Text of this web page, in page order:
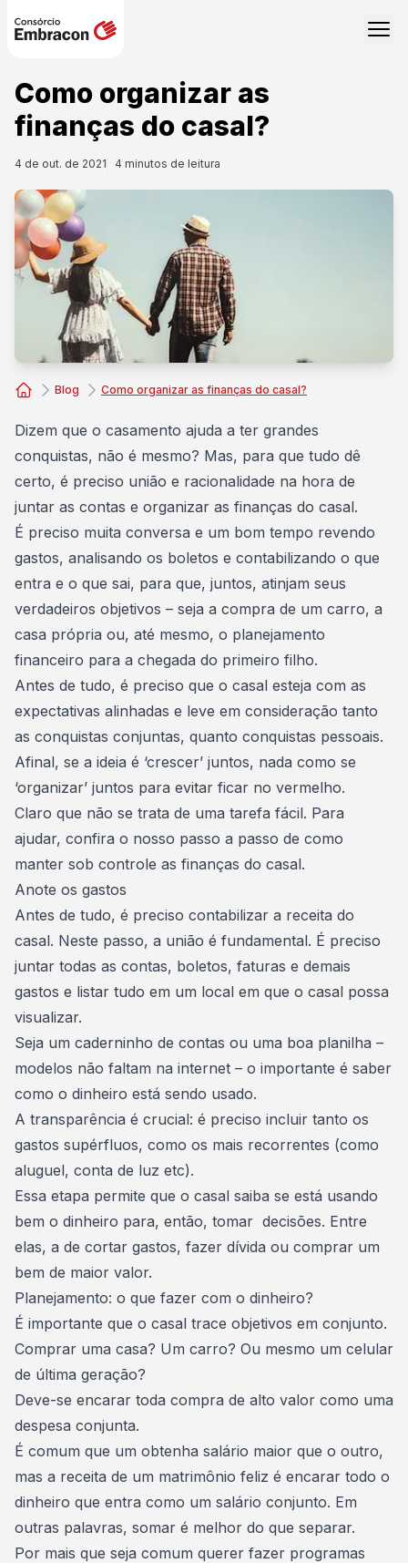
Como organizar as
finanças do casal?
4 de out. de 2021 4 minutos de leitura
Blog Como organizar as finanças do casal?
Dizem que o casamento ajuda a ter grandes
conquistas, não é mesmo? Mas, para que tudo dê
certo, é preciso união e racionalidade na hora de
juntar as contas e organizar as finanças do casal.
É preciso muita conversa e um bom tempo revendo
gastos, analisando os boletos e contabilizando o que
entra e o que sai, para que, juntos, atinjam seus
verdadeiros objetivos – seja a compra de um carro, a
casa própria ou, até mesmo, o planejamento
financeiro para a chegada do primeiro filho.
Antes de tudo, é preciso que o casal esteja com as
expectativas alinhadas e leve em consideração tanto
as conquistas conjuntas, quanto conquistas pessoais.
Afinal, se a ideia é ‘crescer’ juntos, nada como se
‘organizar’ juntos para evitar ficar no vermelho.
Claro que não se trata de uma tarefa fácil. Para
ajudar, confira o nosso passo a passo de como
manter sob controle as finanças do casal.
Anote os gastos
Antes de tudo, é preciso contabilizar a receita do
casal. Neste passo, a união é fundamental. É preciso
juntar todas as contas, boletos, faturas e demais
gastos e listar tudo em um local em que o casal possa
visualizar.
Seja um caderninho de contas ou uma boa planilha –
modelos não faltam na internet – o importante é saber
como o dinheiro está sendo usado.
A transparência é crucial: é preciso incluir tanto os
gastos supérfluos, como os mais recorrentes (como
aluguel, conta de luz etc).
Essa etapa permite que o casal saiba se está usando
bem o dinheiro para, então, tomar decisões. Entre
elas, a de cortar gastos, fazer dívida ou comprar um
bem de maior valor.
Planejamento: o que fazer com o dinheiro?
É importante que o casal trace objetivos em conjunto.
Comprar uma casa? Um carro? Ou mesmo um celular
de última geração?
Deve-se encarar toda compra de alto valor como uma
despesa conjunta.
É comum que um obtenha salário maior que o outro,
mas a receita de um matrimônio feliz é encarar todo o
dinheiro que entra como um salário conjunto. Em
outras palavras, somar é melhor do que separar.
Por mais que seja comum querer fazer programas